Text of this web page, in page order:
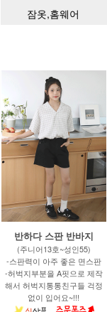
잠옷,홈웨어
반하다 스판 반바지
(주니어13호~성인55)
-스판력이 아주 좋은 면스판
-허벅지부분을 A핏으로 제작
해서 허벅지통통친구들 걱정
없이 입어요~!!!